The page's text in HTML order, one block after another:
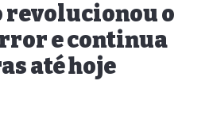
revolucionou o
e continua
até hoje